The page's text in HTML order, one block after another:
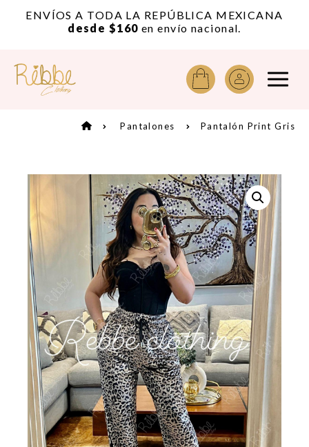
ENVÍOS A TODA LA REPÚBLICA MEXICANA
desde $160 en envío nacional.
Pantalones Pantalón Print Gris